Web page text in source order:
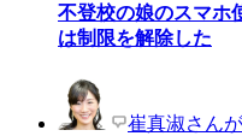
不登校の娘のスマ
は制限を解除した
崔真淑さん